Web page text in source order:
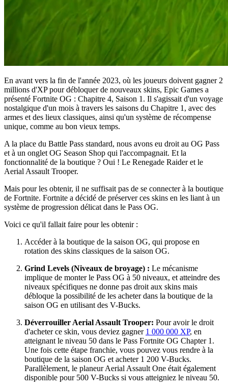
En avant vers la fin de l'année 2023, où les joueurs doivent gagner 2
millions d'XP pour débloquer de nouveaux skins, Epic Games a
présenté Fortnite OG : Chapitre 4, Saison 1. Il s'agissait d'un voyage
nostalgique d'un mois à travers les saisons du Chapitre 1, avec des
armes et des lieux classiques, ainsi qu'un système de récompense
unique, comme au bon vieux temps.
A la place du Battle Pass standard, nous avons eu droit au OG Pass
et à un onglet OG Season Shop qui l'accompagnait. Et la
fonctionnalité de la boutique ? Oui ! Le Renegade Raider et le
Aerial Assault Trooper.
Mais pour les obtenir, il ne suffisait pas de se connecter à la boutique
de Fortnite. Fortnite a décidé de préserver ces skins en les liant à un
système de progression délicat dans le Pass OG.
Voici ce qu'il fallait faire pour les obtenir :
Accéder à la boutique de la saison OG, qui propose en
rotation des skins classiques de la saison OG.
Grind Levels (Niveaux de broyage) : Le mécanisme
implique de monter le Pass OG à 50 niveaux, et atteindre des
niveaux spécifiques ne donne pas droit aux skins mais
débloque la possibilité de les acheter dans la boutique de la
saison OG en utilisant des V-Bucks.
Déverrouiller Aerial Assault Trooper: Pour avoir le droit
d'acheter ce skin, vous deviez gagner 1 000 000 XP, en
atteignant le niveau 50 dans le Pass Fortnite OG Chapter 1.
Une fois cette étape franchie, vous pouvez vous rendre à la
boutique de la saison OG et acheter 1 200 V-Bucks.
Parallèlement, le planeur Aerial Assault One était également
disponible pour 500 V-Bucks si vous atteigniez le niveau 50.